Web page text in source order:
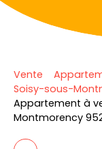
Vente
Soisy-sous-
Appartement à
Montmorency